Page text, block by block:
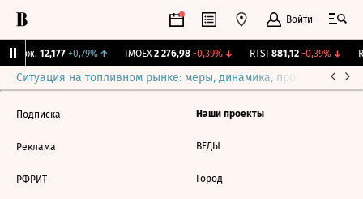
Войти
Бирж. 12,177 +0,79%↑ IMOEX 2 276,98 -0,39%↓ RTSI 881,12 -0,39%↓
Ситуация на топливном рынке: меры, динамика, прогнозы
Подписка
Реклама
РФРИТ
Наши проекты
ВЕДЫ
Город